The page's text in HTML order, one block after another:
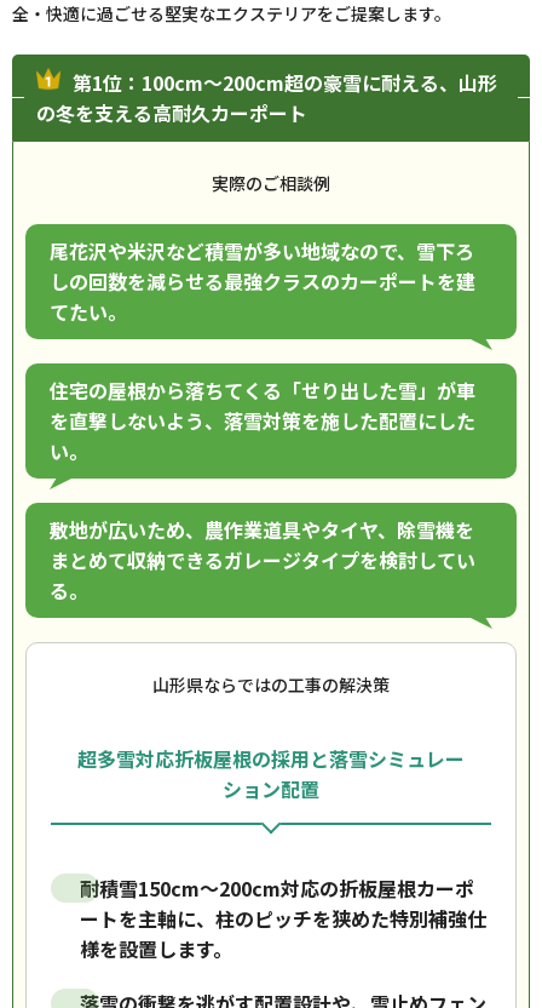
全・快適に過ごせる堅実なエクステリアをご提案します。
第1位：100cm〜200cm超の豪雪に耐える、山形
の冬を支える高耐久カーポート
実際のご相談例
尾花沢や米沢など積雪が多い地域なので、雪下ろ
しの回数を減らせる最強クラスのカーポートを建
てたい。
住宅の屋根から落ちてくる「せり出した雪」が車
を直撃しないよう、落雪対策を施した配置にした
い。
敷地が広いため、農作業道具やタイヤ、除雪機を
まとめて収納できるガレージタイプを検討してい
る。
山形県ならではの工事の解決策
超多雪対応折板屋根の採用と落雪シミュレー
ション配置
耐積雪150cm〜200cm対応の折板屋根カーポ
ートを主軸に、柱のピッチを狭めた特別補強仕
様を設置します。